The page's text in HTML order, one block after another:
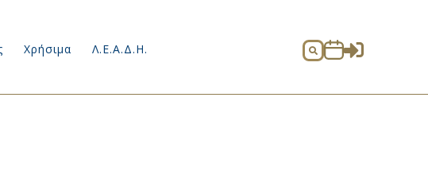
Χρήσιμα Λ.Ε.Α.Δ.Η.  